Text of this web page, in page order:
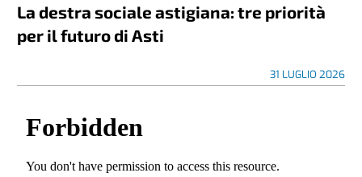
La destra sociale astigiana: tre priorità
per il futuro di Asti
31 LUGLIO 2026